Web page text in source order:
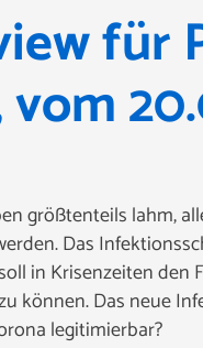
für
größtenteils lahm,
Das
in Krisenzeiten
können. Das neue
legitimierbar?